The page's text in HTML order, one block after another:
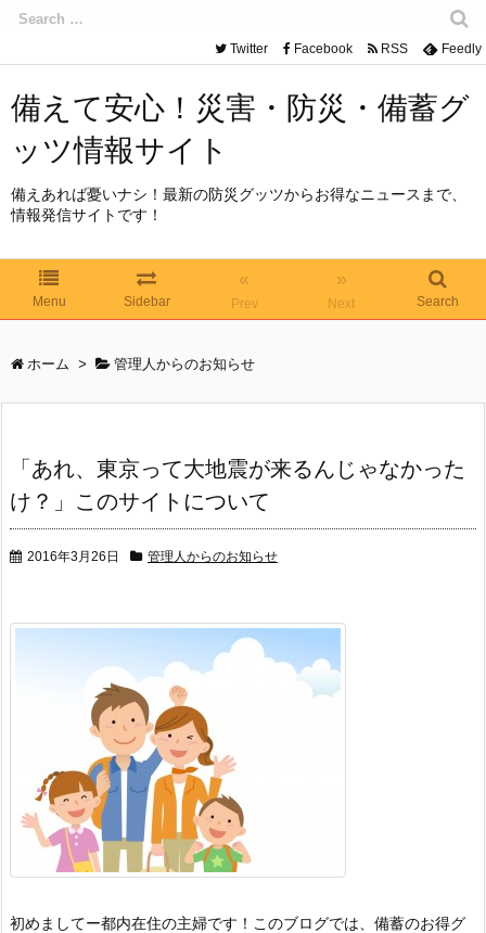
備えて安心！災害・防災・備蓄グ
ッツ情報サイト
備えあれば憂いナシ！最新の防災グッツからお得なニュースまで、
情報発信サイトです！
Menu Sidebar
«
Prev
»
Next Search
Twitter Facebook RSS Feedly
ホーム > 管理人からのお知らせ
「あれ、東京って大地震が来るんじゃなかった
け？」このサイトについて
2016年3月26日 管理人からのお知らせ
初めましてー都内在住の主婦です！ このブログでは、備蓄のお得グ